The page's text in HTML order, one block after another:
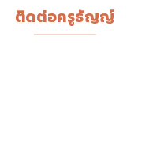
ติดต่อครูธัญญ์